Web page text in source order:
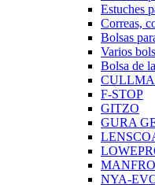
Estuches
Correas,
Bolsas
Varios
Bolsa de
F-STOP
GITZO
GURA
NYA-